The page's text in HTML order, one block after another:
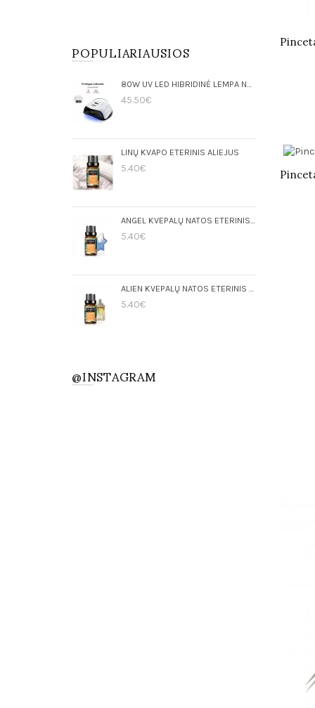
POPULIARIAUSIOS
80W UV LED HIBRIDINĖ LEMPA NAGAMS SUNNAIL SUN X PLUS
45.50€
LINŲ KVAPO ETERINIS ALIEJUS
5.40€
ANGEL KVEPALŲ NATOS ETERINIS ALIEJUS
5.40€
ALIEN KVEPALŲ NATOS ETERINIS ALIEJUS
5.40€
@INSTAGRAM